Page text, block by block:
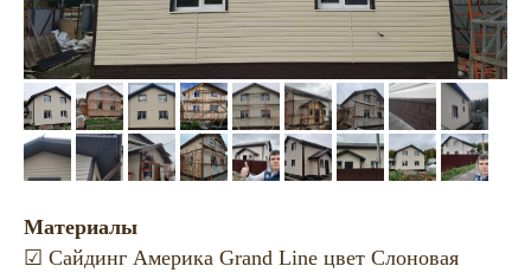
Материалы
☑ Сайдинг Америка Grand Line цвет Слоновая